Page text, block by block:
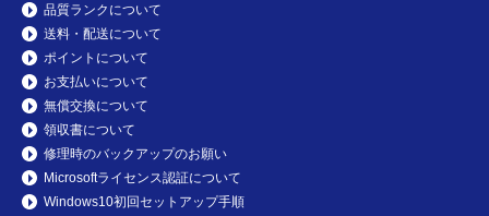
品質ランクについて
送料・配送について
ポイントについて
お支払いについて
無償交換について
領収書について
修理時のバックアップのお願い
Microsoftライセンス認証について
Windows10初回セットアップ手順